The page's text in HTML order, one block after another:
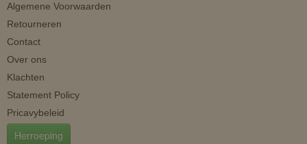
Algemene Voorwaarden
Retourneren
Contact
Over ons
Klachten
Statement Policy
Pricavybeleid
Herroeping